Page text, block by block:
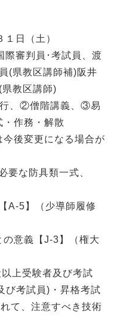
日（土）
際審判員･考試員、渡
(県教区講師補)阪井
教区講師)
、②僧階講義、③易
作務・解散
後変更になる場合が
要な防具類一式、
A-5】（少導師履修
意義【J-3】（権大
上受験者及び考試
び考試員)・昇格考試
て、注意すべき技術